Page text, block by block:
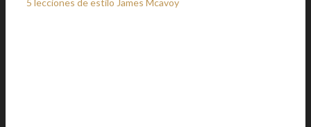
5 lecciones de estilo James Mcavoy